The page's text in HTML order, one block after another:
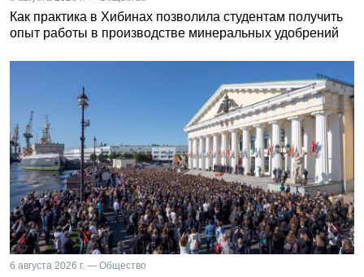
Как практика в Хибинах позволила студентам получить
опыт работы в производстве минеральных удобрений
6 августа 2026 г. — Общество